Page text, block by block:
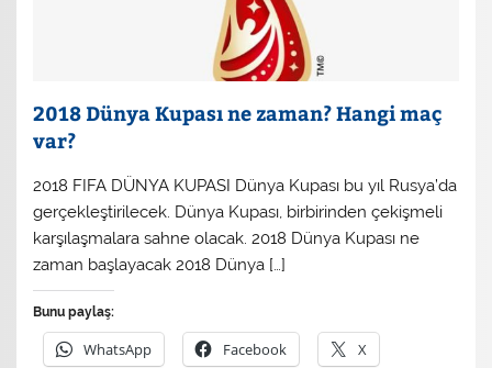
2018 Dünya Kupası ne zaman? Hangi maç
var?
2018 FIFA DÜNYA KUPASI Dünya Kupası bu yıl Rusya’da
gerçekleştirilecek. Dünya Kupası, birbirinden çekişmeli
karşılaşmalara sahne olacak. 2018 Dünya Kupası ne
zaman başlayacak 2018 Dünya […]
Bunu paylaş:
WhatsApp Facebook X